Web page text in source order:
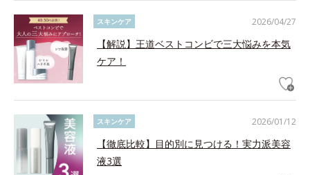
2026/04/27
スキンケア
【解説】王道ベストコンビで三大悩みを本気
ケア！
2026/01/12
スキンケア
【徹底比較】目的別に見つける！実力派美容
液3選